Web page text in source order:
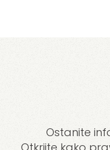
Ostanite